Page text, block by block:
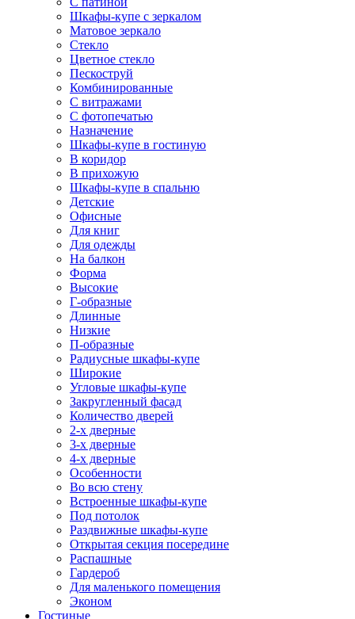
Шкафы-купе с зеркалом
Матовое зеркало
Стекло
Цветное стекло
Пескоструй
Комбинированные
С витражами
С фотопечатью
Назначение
Шкафы-купе в гостиную
В коридор
В прихожую
Шкафы-купе в спальню
Детские
Офисные
Для книг
Для одежды
На балкон
Форма
Высокие
Г-образные
Длинные
Низкие
П-образные
Радиусные шкафы-купе
Широкие
Угловые шкафы-купе
Закругленный фасад
Количество дверей
2-х дверные
3-х дверные
4-х дверные
Особенности
Во всю стену
Встроенные шкафы-купе
Под потолок
Раздвижные шкафы-купе
Открытая секция посередине
Распашные
Гардероб
Для маленького помещения
Эконом
Гостиные